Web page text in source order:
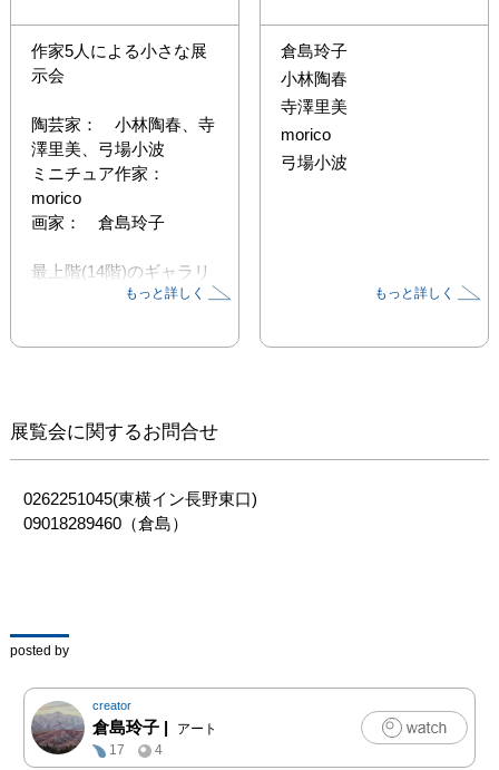
作家5人による小さな展
示会
陶芸家：　小林陶春、寺
澤里美、弓場小波
ミニチュア作家：
morico
画家：　倉島玲子
最上階(14階)のギャラリ
ーから見渡せる景色とと
さい。
もっと詳しく
倉島玲子
小林陶春
寺澤里美
morico
弓場小波
もっと詳しく
展覧会に関するお問合せ
0262251045(東横イン長野東口)
09018289460（倉島）
posted by
creator
倉島玲子 |
アート
17
4